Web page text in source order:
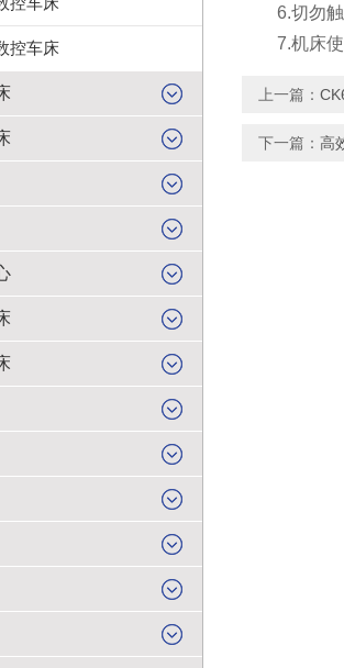
控车床
6.切勿触
7.机床使
上一篇：
下一篇： 高